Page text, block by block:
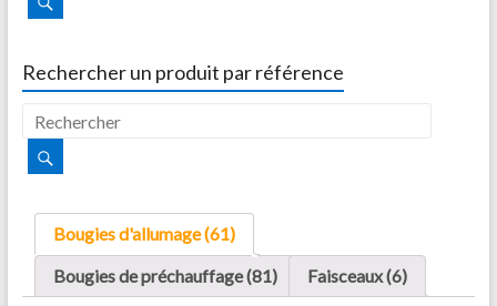
Rechercher un produit par référence
Bougies d'allumage (61)
Bougies de préchauffage (81)
Faisceaux (6)